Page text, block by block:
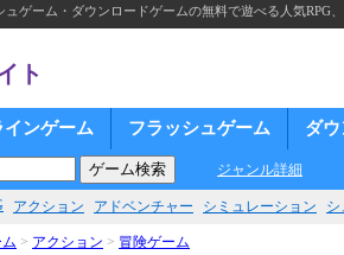
ゲーム・ダウンロードゲームの無料で遊べる人気RPG
ト
インゲーム フラッシュゲーム ダ
ジャンル詳細
アクション アドベンチャー シミュレーション シ
> アクション > 冒険ゲーム